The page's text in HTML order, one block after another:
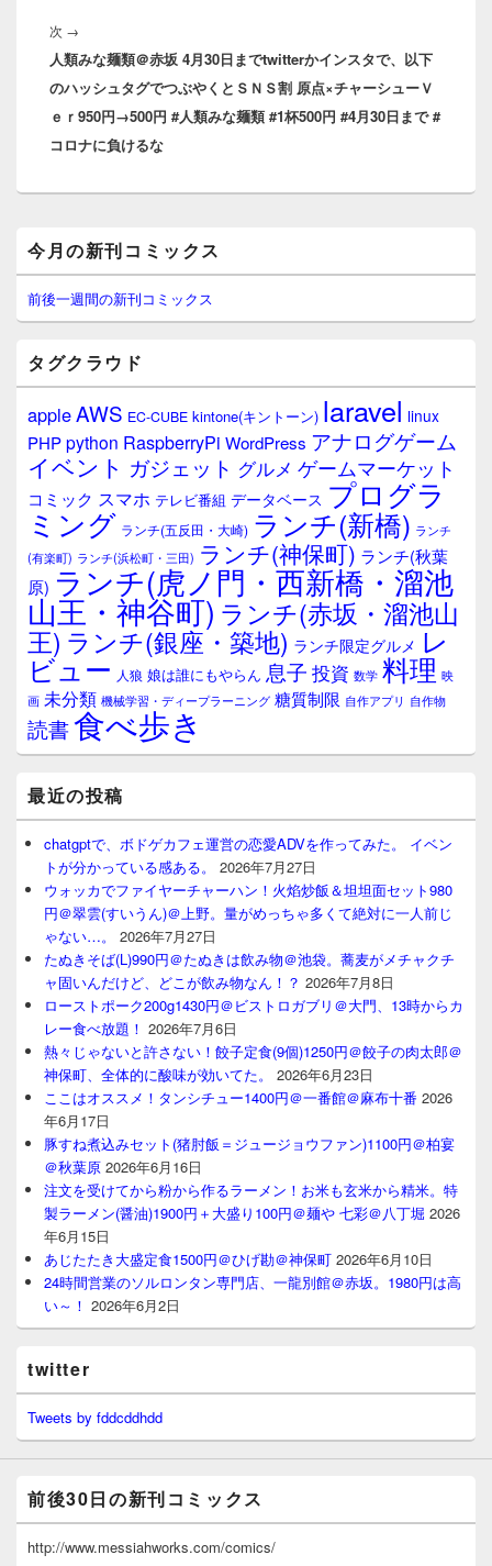
ン
次 →
の
投
稿:
人類みな麺類＠赤坂 4月30日までtwitterかインスタで、以下
のハッシュタグでつぶやくとＳＮＳ割 原点×チャーシューＶ
ｅｒ950円→500円 #人類みな麺類 #1杯500円 #4月30日まで #
コロナに負けるな
イ
ン
サ
イ
ウ
ィ
ジ
ェ
ア
今月の新刊コミックス
前後一週間の新刊コミックス
タグクラウド
appleAWS EC-CUBE kintone(キントーン) laravel linux
PHPpython RaspberryPi WordPress アナログゲーム
イベント ガジェット グルメ ゲームマーケット
コミック スマホ テレビ番組 データベース プログラ
ミング ランチ(五反田・大崎) ランチ(新橋) ランチ
(有楽町) ランチ(浜松町・三田) ランチ(神保町) ランチ(秋葉
原) ランチ(虎ノ門・西新橋・溜池
山王・神谷町) ランチ(赤坂・溜池山
王) ランチ(銀座・築地) ランチ限定グルメ レ
ビュー 人狼 娘は誰にもやらん 息子 投資 数学 料理 映
画 未分類 機械学習・ディープラーニング 糖質制限 自作アプリ 自作物
読書食べ歩き
最近の投稿
chatgptで、ボドゲカフェ運営の恋愛ADVを作ってみた。 イベン
トが分かっている感ある。
2026年7月27日
ウォッカでファイヤーチャーハン！火焰炒飯＆坦坦面セット980
円＠翠雲(すいうん)＠上野。量がめっちゃ多くて絶対に一人前じ
ゃない…。
2026年7月27日
たぬきそば(L)990円＠たぬきは飲み物＠池袋。蕎麦がメチャクチ
ャ固いんだけど、どこが飲み物なん！？ 2026年7月8日
ローストポーク200g1430円＠ビストロガブリ＠大門、13時からカ
レー食べ放題！ 2026年7月6日
熱々じゃないと許さない！餃子定食(9個)1250円＠餃子の肉太郎＠
神保町、全体的に酸味が効いてた。
2026年6月23日
ここはオススメ！タンシチュー1400円＠一番館＠麻布十番 2026
年6月17日
豚すね煮込みセット(猪肘飯＝ジュージョウファン)1100円＠柏宴
＠秋葉原 2026年6月16日
注文を受けてから粉から作るラーメン！お米も玄米から精米。特
製ラーメン(醤油)1900円＋大盛り100円＠麺や 七彩＠八丁堀 2026
年6月15日
あじたたき大盛定食1500円＠ひげ勘＠神保町 2026年6月10日
24時間営業のソルロンタン専門店、一龍別館＠赤坂。1980円は高
い～！ 2026年6月2日
twitter
Tweets by fddcddhdd
前後30日の新刊コミックス
http://www.messiahworks.com/comics/